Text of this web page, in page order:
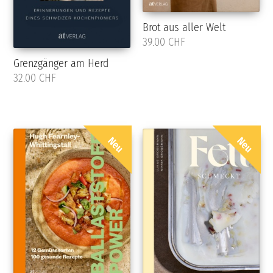
Grenzgänger am Herd
32.00 CHF
Brot aus aller Welt
39.00 CHF
Neu Neu